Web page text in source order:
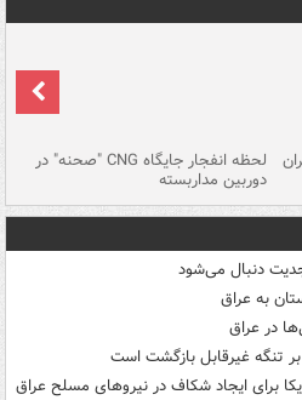
لحظه انفجار جایگاه CNG "صحنه" در
دوربین مداربسته
جدیت دنبال می‌شود
به عراق
تنگه غیرقابل بازگشت است
برای ایجاد شکاف در نیروهای مسلح عراق